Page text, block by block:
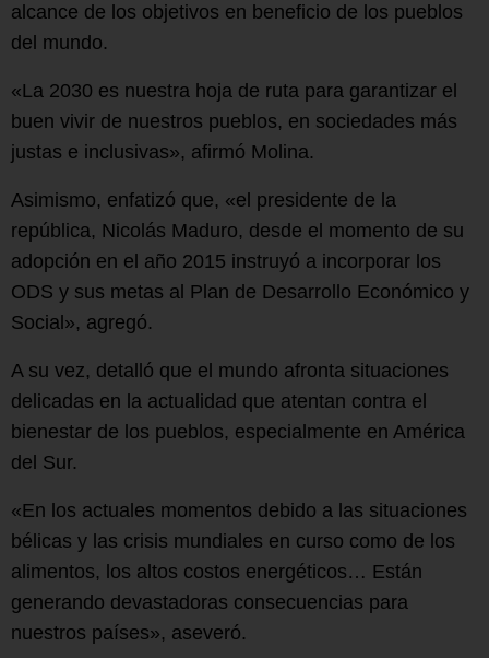
alcance de los objetivos en beneficio de los pueblos
del mundo.
«La 2030 es nuestra hoja de ruta para garantizar el
buen vivir de nuestros pueblos, en sociedades más
justas e inclusivas», afirmó Molina.
Asimismo, enfatizó que, «el presidente de la
república, Nicolás Maduro, desde el momento de su
adopción en el año 2015 instruyó a incorporar los
ODS y sus metas al Plan de Desarrollo Económico y
Social», agregó.
A su vez, detalló que el mundo afronta situaciones
delicadas en la actualidad que atentan contra el
bienestar de los pueblos, especialmente en América
del Sur.
«En los actuales momentos debido a las situaciones
bélicas y las crisis mundiales en curso como de los
alimentos, los altos costos energéticos… Están
generando devastadoras consecuencias para
nuestros países», aseveró.